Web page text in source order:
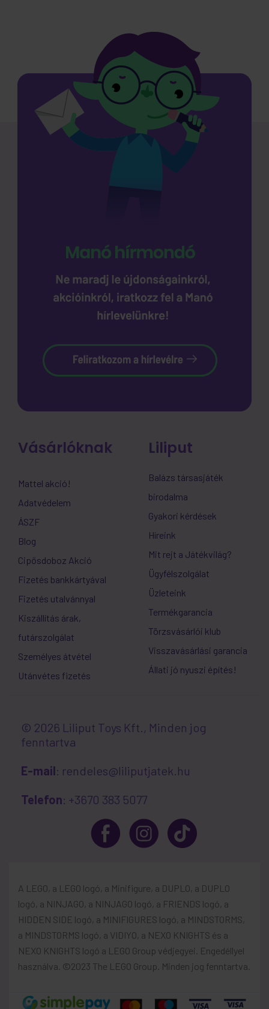
Vásárlóknak
Mattel akció!
Adatvédelem
ÁSZF
Blog
Cipősdoboz Akció
Fizetés bankkártyával
Fizetés utalvánnyal
Kiszállítás árak,
futárszolgálat
Személyes átvétel
Utánvétes fizetés
Liliput
Balázs társasjáték
birodalma
Gyakori kérdések
Híreink
Mit rejt a Játékvilág?
Ügyfélszolgálat
Üzleteink
Termékgarancia
Törzsvásárlói klub
Visszavásárlási garancia
Állati jó nyuszi építés!
© 2026 Liliput Toys Kft., Minden jog
fenntartva
E-mail: rendeles@liliputjatek.hu
Telefon: +3670 383 5077
A LEGO, a LEGO logó, a Minifigure, a DUPLO, a DUPLO
logó, a NINJAGO, a NINJAGO logó, a FRIENDS logó, a
HIDDEN SIDE logó, a MINIFIGURES logó, a MINDSTORMS,
a MINDSTORMS logó, a VIDIYO, a NEXO KNIGHTS és a
NEXO KNIGHTS logó a LEGO Group védjegyei. Engedéllyel
használva. ©2023 The LEGO Group. Minden jog fenntartva.